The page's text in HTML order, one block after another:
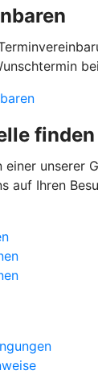
finden
einer unserer
auf Ihren